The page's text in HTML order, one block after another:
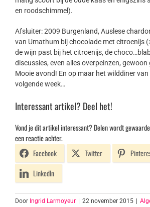
en roodschimmel).
Afsluiter: 2009 Burgenland, Auslese
van Umathum bij chocolade met citroenijs
de wijn past bij het citroenijs, de
discussies, even alles overpeinzen,
Mooie avond! En op maar het wilddiner
volgende week…
Interessant artikel? Deel het!
Vond je dit artikel interessant? Delen wordt
een reactie achter.
Facebook
Twitter
LinkedIn
Door Ingrid Larmoyeur 22 november 2015